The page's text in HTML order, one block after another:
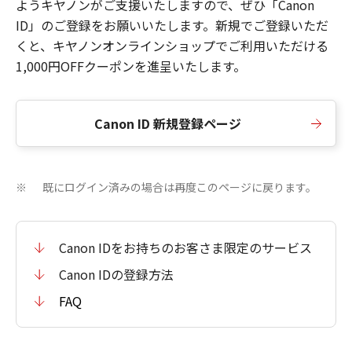
ようキヤノンがご支援いたしますので、ぜひ「Canon
ID」のご登録をお願いいたします。新規でご登録いただ
くと、キヤノンオンラインショップでご利用いただける
1,000円OFFクーポンを進呈いたします。
Canon ID 新規登録ページ
※ 既にログイン済みの場合は再度このページに戻ります。
Canon IDをお持ちのお客さま限定のサービス
Canon IDの登録方法
FAQ